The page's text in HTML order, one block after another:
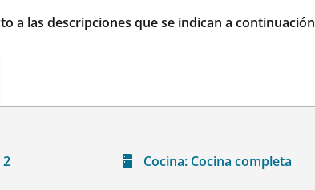
a las descripciones que se indican a continuación
2 Cocina: Cocina completa